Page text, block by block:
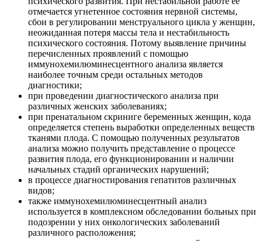
отмечается угнетенное состояния нервной системы,
сбои в регулировании менструального цикла у женщин,
неожиданная потеря массы тела и нестабильность
психического состояния. Потому выявление причины
перечисленных проявлений с помощью
иммунохемилюминесцентного анализа является
наиболее точным среди остальных методов
диагностики;
при проведении диагностического анализа при
различных женских заболеваниях;
при пренатальном скриниге беременных женщин, кода
определяется степень выработки определенных веществ
тканями плода. С помощью полученных результатов
анализа можно получить представление о процессе
развития плода, его функционировании и наличии
начальных стадий органических нарушений;
в процессе диагностирования гепатитов различных
видов;
также иммунохемилюминесцентный анализ
используется в комплексном обследовании больных при
подозрении у них онкологических заболеваний
различного расположения;